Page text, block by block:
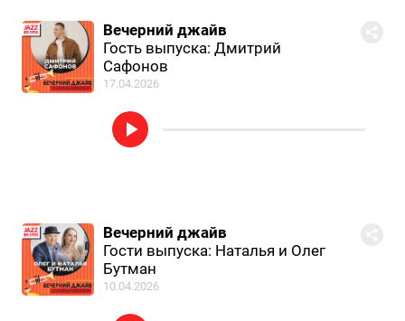
Вечерний джайв
Гость выпуска: Дмитрий
Сафонов
17.04.2026
Вечерний джайв
Гости выпуска: Наталья и Олег
Бутман
10.04.2026